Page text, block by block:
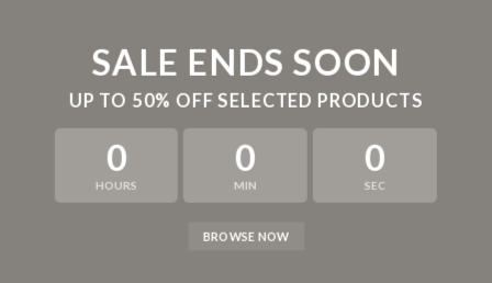
SALE ENDS SOON
UP TO 50% OFF SELECTED PRODUCTS
0
HOURS
0
MIN
0
SEC
BROWSE NOW